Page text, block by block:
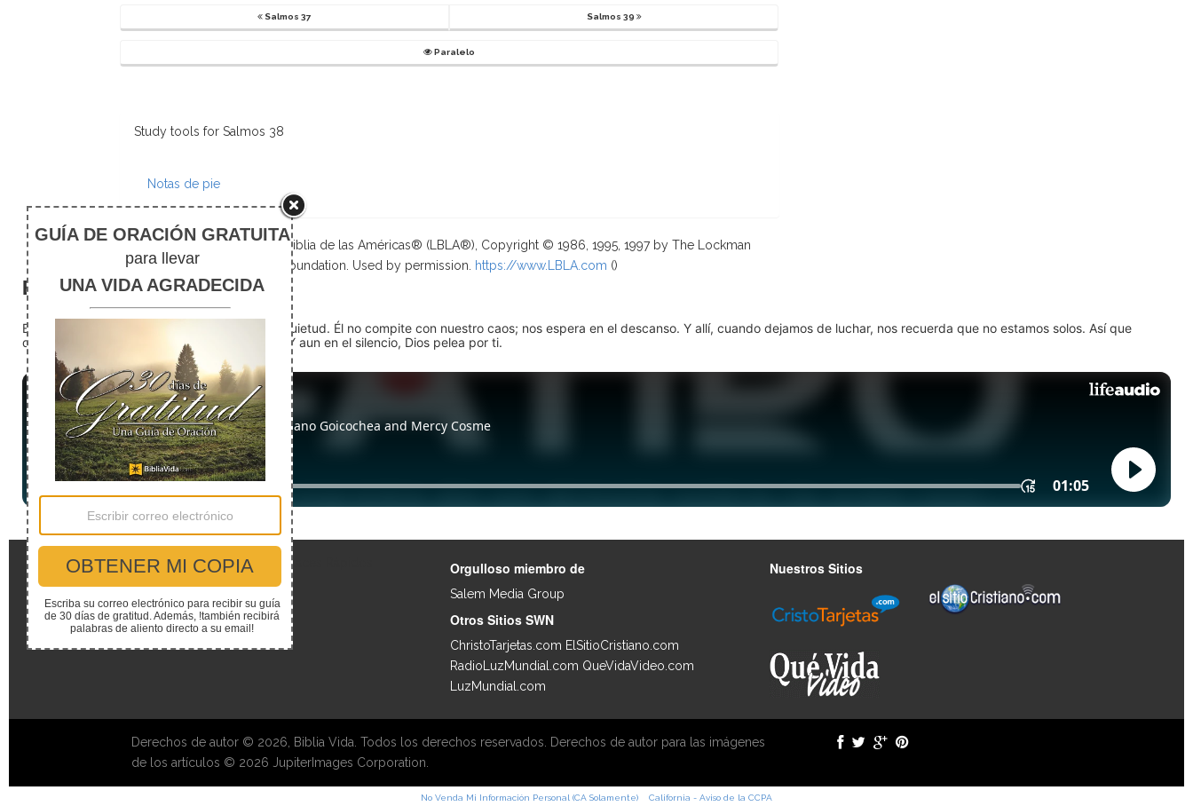
Salmos 37 Salmos 39
Paralelo
Study tools for Salmos 38
Notas de pie
Scripture taken from La Biblia de las Américas® (LBLA®), Copyright © 1986, 1995, 1997 by The Lockman
Foundation. Used by permission.
https://www.LBLA.com ()
El silencio
En medio del ruido, Dios nos encuentra en la quietud. Él no compite con nuestro caos; nos espera en el descanso. Y allí, cuando dejamos de luchar, nos recuerda que no estamos solos. Así que
detente (quédate quieto) Dios está presente. Y aun en el silencio, Dios pelea por ti.
Enlaces Rápidos Orgulloso miembro de
Salem Media Group
Otros Sitios SWN
ChristoTarjetas.com ElSitioCristiano.com
RadioLuzMundial.com QueVidaVideo.com
LuzMundial.com
Nuestros Sitios
Derechos de autor © 2026, Biblia Vida. Todos los derechos reservados. Derechos de autor para las imágenes
de los artículos © 2026 JupiterImages Corporation.
No Venda Mi Información Personal (CA Solamente) California - Aviso de la CCPA